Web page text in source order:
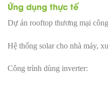
Ứng dụng thực tế
Dự án rooftop thương mại
Hệ thống solar cho nhà máy,
Công trình dùng inverter: